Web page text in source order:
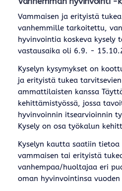
Vammaisen ja erityistä
vanhemmille tarkoitettu,
hyvinvointia koskeva kysely
vastausaika oli 6.9. -
Kyselyn kysymykset on
ja erityistä tukea
ammattilaisten kanssa
kehittämistyössä, jossa
hyvinvoinnin itsearvioinnin
Kysely on osa työkalun
Kyselyn kautta saatiin
vammaisen tai erityistä
vanhempaa/huoltajaa eri
oman hyvinvointinsa